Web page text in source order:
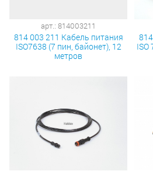
арт.: 814003211
814 003 211 Кабель питания
ISO7638 (7 пин, байонет), 12
метров
ISO